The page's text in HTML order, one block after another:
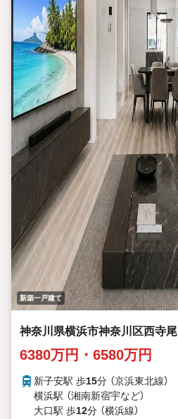
新築一戸建て
神奈川県横浜市神奈川区西寺尾
6380万円・6580万円
新子安駅 歩15分 （京浜東北線）
横浜駅 （湘南新宿宇など）
大口駅 歩12分 （横浜線）